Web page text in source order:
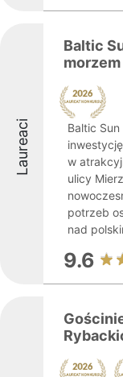
Laureaci
Baltic
Baltic Sun
w
ulicy
potrzeb
nad
9.6